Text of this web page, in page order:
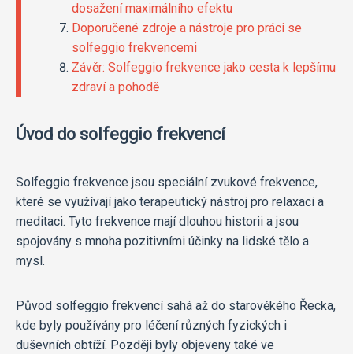
dosažení maximálního efektu
Doporučené zdroje a nástroje pro práci se
solfeggio frekvencemi
Závěr: Solfeggio frekvence jako cesta k lepšímu
zdraví a pohodě
Úvod do solfeggio frekvencí
Solfeggio frekvence jsou speciální zvukové frekvence,
které se využívají jako terapeutický nástroj pro relaxaci a
meditaci. Tyto frekvence mají dlouhou historii a jsou
spojovány s mnoha pozitivními účinky na lidské tělo a
mysl.
Původ solfeggio frekvencí sahá až do starověkého Řecka,
kde byly používány pro léčení různých fyzických i
duševních obtíží. Později byly objeveny také ve